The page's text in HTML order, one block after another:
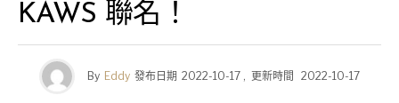
KAWS 聯名！
By Eddy 發布日期 2022-10-17 , 更新時間 2022-10-17